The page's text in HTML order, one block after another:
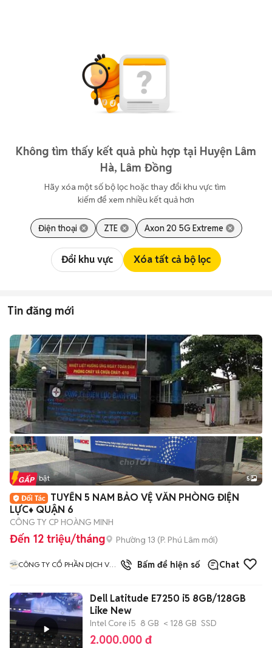
Không tìm thấy kết quả phù hợp tại Huyện Lâm
Hà, Lâm Đồng
Hãy xóa một số bộ lọc hoặc thay đổi khu vực tìm
kiếm để xem nhiều kết quả hơn
Điện thoại ZTE Axon 20 5G Extreme
Đổi khu vực Xóa tất cả bộ lọc
Tin đăng mới
Tin nổi bật 5
TUYỂN 5 NAM BẢO VỆ VĂN PHÒNG ĐIỆN
LỰC♦️ QUẬN 6
CÔNG TY CP HOÀNG MINH
Đến 12 triệu/tháng Phường 13 (P. Phú Lâm mới)
CÔNG TY CỔ PHẦN DỊCH VỤ
Bấm để hiện số Chat
Dell Latitude E7250 i5 8GB/128GB
Like New
Intel Core i5 8 GB < 128 GB SSD
2.000.000 đ